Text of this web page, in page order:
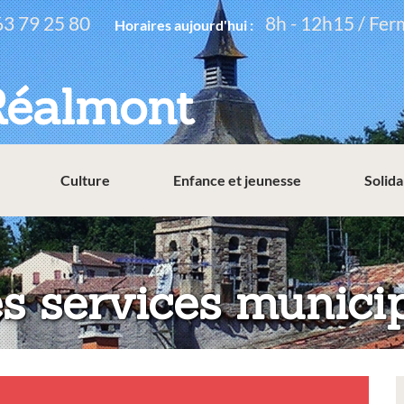
79 25 80 Horaires aujourd'hui : 8h - 12h15 /
Culture Enfance et jeunesse
services